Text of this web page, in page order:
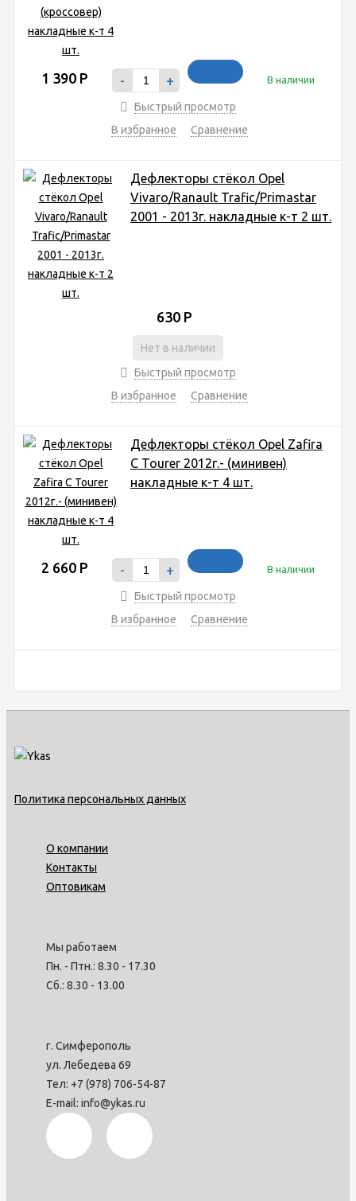
1 390 Р - + В наличии
Быстрый просмотр
В избранное
Сравнение
Дефлекторы стёкол Opel
Vivaro/Ranault Trafic/Primastar
2001 - 2013г. накладные к-т 2 шт.
630 Р
Нет в наличии
Быстрый просмотр
В избранное
Сравнение
Дефлекторы стёкол Opel Zafira
C Tourer 2012г.- (минивен)
накладные к-т 4 шт.
2 660 Р - + В наличии
Быстрый просмотр
В избранное
Сравнение
Политика персональных данных
О компании
Контакты
Оптовикам
Мы работаем
Пн. - Птн.: 8.30 - 17.30
Сб.: 8.30 - 13.00
г. Симферополь
ул. Лебедева 69
Тел: +7 (978) 706-54-87
E-mail: info@ykas.ru